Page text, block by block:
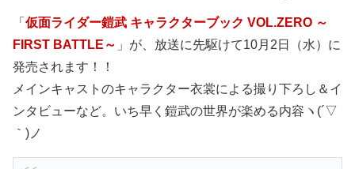
「 仮面ライダー鎧武 キャラクターブック VOL.ZERO ～
FIRST BATTLE～ 」が、放送に先駆けて10月2日（水）に
発売されます！！
メインキャストのキャラクター衣裳による撮り下ろし＆イ
ンタビューなど。いち早く鎧武の世界が楽める内容ヽ(´▽
｀)ノ